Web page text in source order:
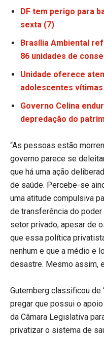
DF tem perigo para
sexta (7)
Brasília Ambiental
86 unidades de
Unidade oferece
adolescentes
Governo Celina
depredação do
“As pessoas estão
governo parece se
que há uma ação
de saúde. Percebe-se
uma atitude compulsiva
de transferência do
setor privado, apesar de
que essa política
nenhum e que a médio e
desastre. Mesmo assim,
Gutemberg classificou de
pregar que possui o
da Câmara Legislativa
privatizar o sistema de